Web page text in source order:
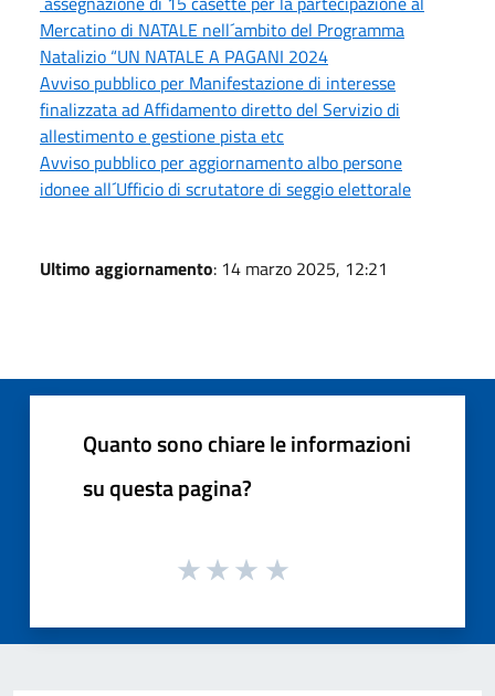
Mercatino di NATALE nell´ambito del Programma
Natalizio “UN NATALE A PAGANI 2024
Avviso pubblico per Manifestazione di interesse
finalizzata ad Affidamento diretto del Servizio di
allestimento e gestione pista etc
Avviso pubblico per aggiornamento albo persone
idonee all´Ufficio di scrutatore di seggio elettorale
Ultimo aggiornamento: 14 marzo 2025, 12:21
Quanto sono chiare le informazioni
su questa pagina?